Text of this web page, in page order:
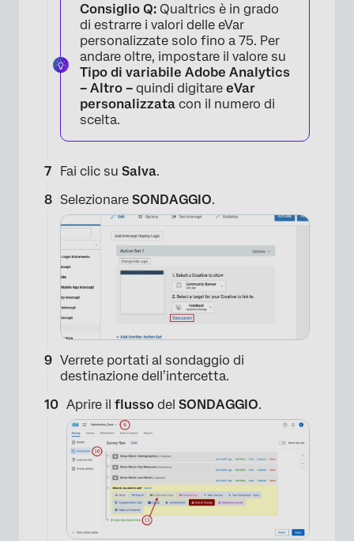
×
×
Consiglio Q: Qualtrics è in grado
di estrarre i valori delle eVar
personalizzate solo fino a 75. Per
andare oltre, impostare il valore su
Tipo di variabile Adobe Analytics
– Altro – quindi digitare eVar
personalizzata con il numero di
scelta.
Fai clic su Salva.
Selezionare SONDAGGIO.
Verrete portati al sondaggio di
destinazione dell’intercetta.
Aprire il flusso del SONDAGGIO.